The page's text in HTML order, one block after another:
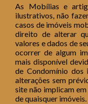
As Mobílias e
ilustrativos, não
casos de imóveis
direito de alterar
valores e dados de
ocorrer de algum
mais disponível
de Condomínio dos
alterações sem
site não implicam
de quaisquer imóveis.